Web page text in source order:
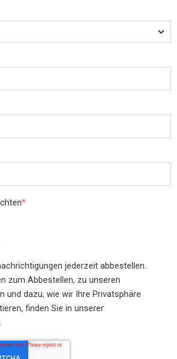
*
jederzeit abbestellen.
zum Abbestellen, zu unseren
und dazu, wie wir Ihre Privatsphäre
finden Sie in unserer